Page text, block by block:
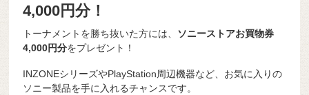
4,000円分！
トーナメントを勝ち抜いた方には、 ソニーストアお買物券
4,000円分をプレゼント！
INZONEシリーズやPlayStation周辺機器など、お気に入りの
ソニー製品を手に入れるチャンスです。